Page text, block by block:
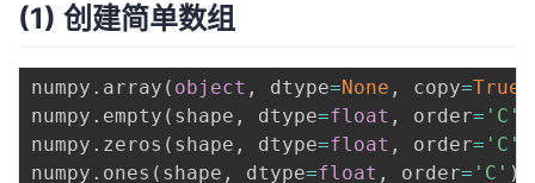
(1) 创建简单数组
numpy . array ( object , dtype=None , copy=True
numpy . empty ( shape , dtype=float , order= 'C'
numpy . zeros ( shape , dtype=float , order= 'C'
numpy . ones ( shape , dtype=float , order= 'C' )